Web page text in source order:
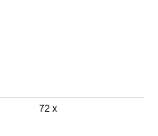
72 x